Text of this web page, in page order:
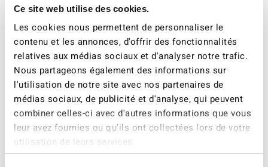
Ce site web utilise des cookies.
Les cookies nous permettent de personnaliser le
contenu et les annonces, d'offrir des fonctionnalités
relatives aux médias sociaux et d'analyser notre trafic.
Nous partageons également des informations sur
l'utilisation de notre site avec nos partenaires de
médias sociaux, de publicité et d'analyse, qui peuvent
combiner celles-ci avec d'autres informations que vous
leur avez fournies ou qu'ils ont collectées lors de votre
utilisation de leurs services.
romand au programme, jusqu’ici uniquement
alémanique.
L’ATE considère que cette décision du Conseil national
n’est rien d’autre qu’une première mouture, qui peut
encore être améliorée et doit absolument être corrigée.
Pour l’ATE et la vaste alliance des organisations
constituée pour le lancement d’un référendum, c’est
l’ampleur du programme au terme des débats qui sera
déterminante quant à la suite des opérations.